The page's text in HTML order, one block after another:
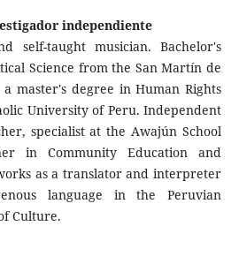
independiente
self-taught musician. Bachelor's
Science from the San Martín de
master's degree in Human Rights
University of Peru. Independent
specialist at the Awajún School
in Community Education and
as a translator and interpreter
language in the Peruvian
Culture.